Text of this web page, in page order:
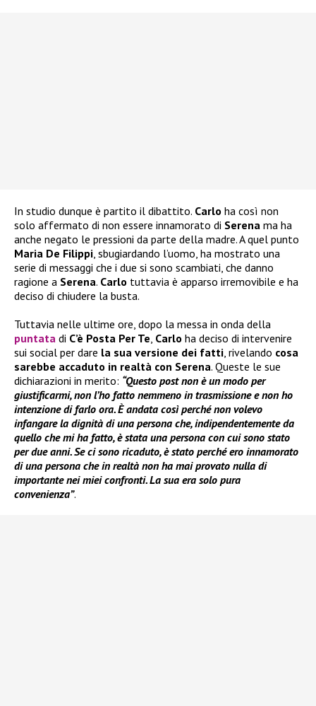
In studio dunque è partito il dibattito. Carlo ha così non
solo affermato di non essere innamorato di Serena ma ha
anche negato le pressioni da parte della madre. A quel punto
Maria De Filippi, sbugiardando l’uomo, ha mostrato una
serie di messaggi che i due si sono scambiati, che danno
ragione a Serena. Carlo tuttavia è apparso irremovibile e ha
deciso di chiudere la busta.
Tuttavia nelle ultime ore, dopo la messa in onda della
puntata di C’è Posta Per Te, Carlo ha deciso di intervenire
sui social per dare la sua versione dei fatti, rivelando cosa
sarebbe accaduto in realtà con Serena. Queste le sue
dichiarazioni in merito: “Questo post non è un modo per
giustificarmi, non l’ho fatto nemmeno in trasmissione e non ho
intenzione di farlo ora. È andata così perché non volevo
infangare la dignità di una persona che, indipendentemente da
quello che mi ha fatto, è stata una persona con cui sono stato
per due anni. Se ci sono ricaduto, è stato perché ero innamorato
di una persona che in realtà non ha mai provato nulla di
importante nei miei confronti. La sua era solo pura
convenienza”.